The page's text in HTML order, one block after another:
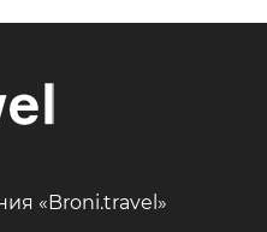
«Broni.travel»